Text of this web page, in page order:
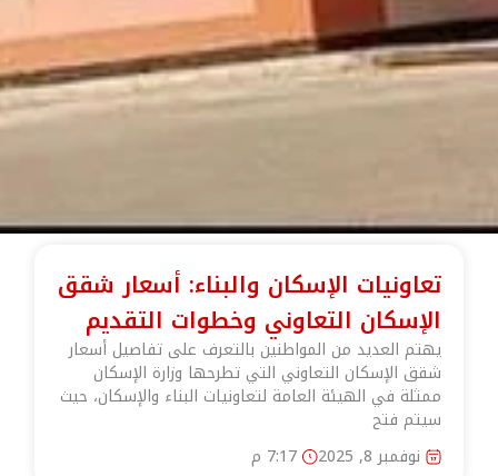
تعاونيات الإسكان والبناء: أسعار شقق
الإسكان التعاوني وخطوات التقديم
يهتم العديد من المواطنين بالتعرف على تفاصيل أسعار
شقق الإسكان التعاوني التي تطرحها وزارة الإسكان
ممثلة في الهيئة العامة لتعاونيات البناء والإسكان، حيث
سيتم فتح
نوفمبر 8, 2025
7:17 م